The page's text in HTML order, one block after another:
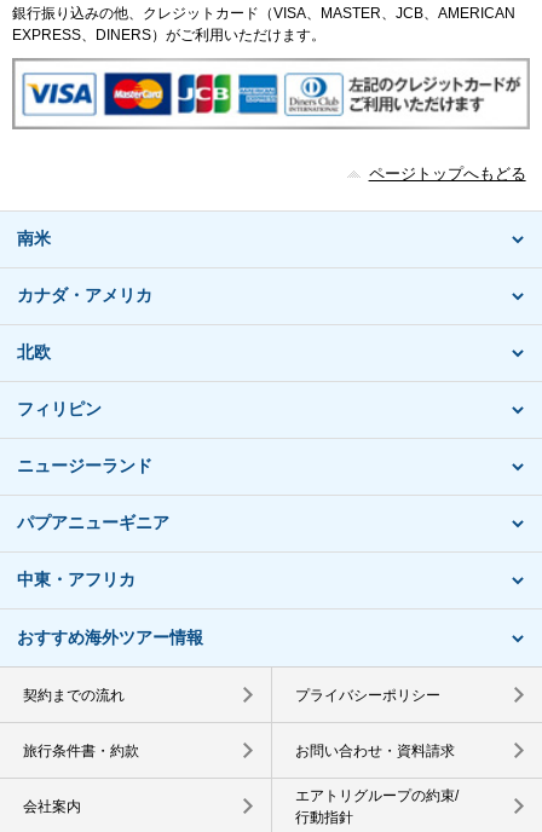
銀行振り込みの他、クレジットカード（VISA、MASTER、JCB、AMERICAN
EXPRESS、DINERS）がご利用いただけます。
ページトップへもどる
南米
カナダ・アメリカ
北欧
フィリピン
ニュージーランド
パプアニューギニア
中東・アフリカ
おすすめ海外ツアー情報
契約までの流れ プライバシーポリシー
旅行条件書・約款 お問い合わせ・資料請求
会社案内
エアトリグループの約束/
行動指針